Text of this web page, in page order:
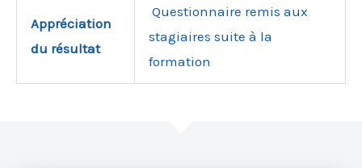
Appréciation
du résultat
Questionnaire remis aux
stagiaires suite à la
formation